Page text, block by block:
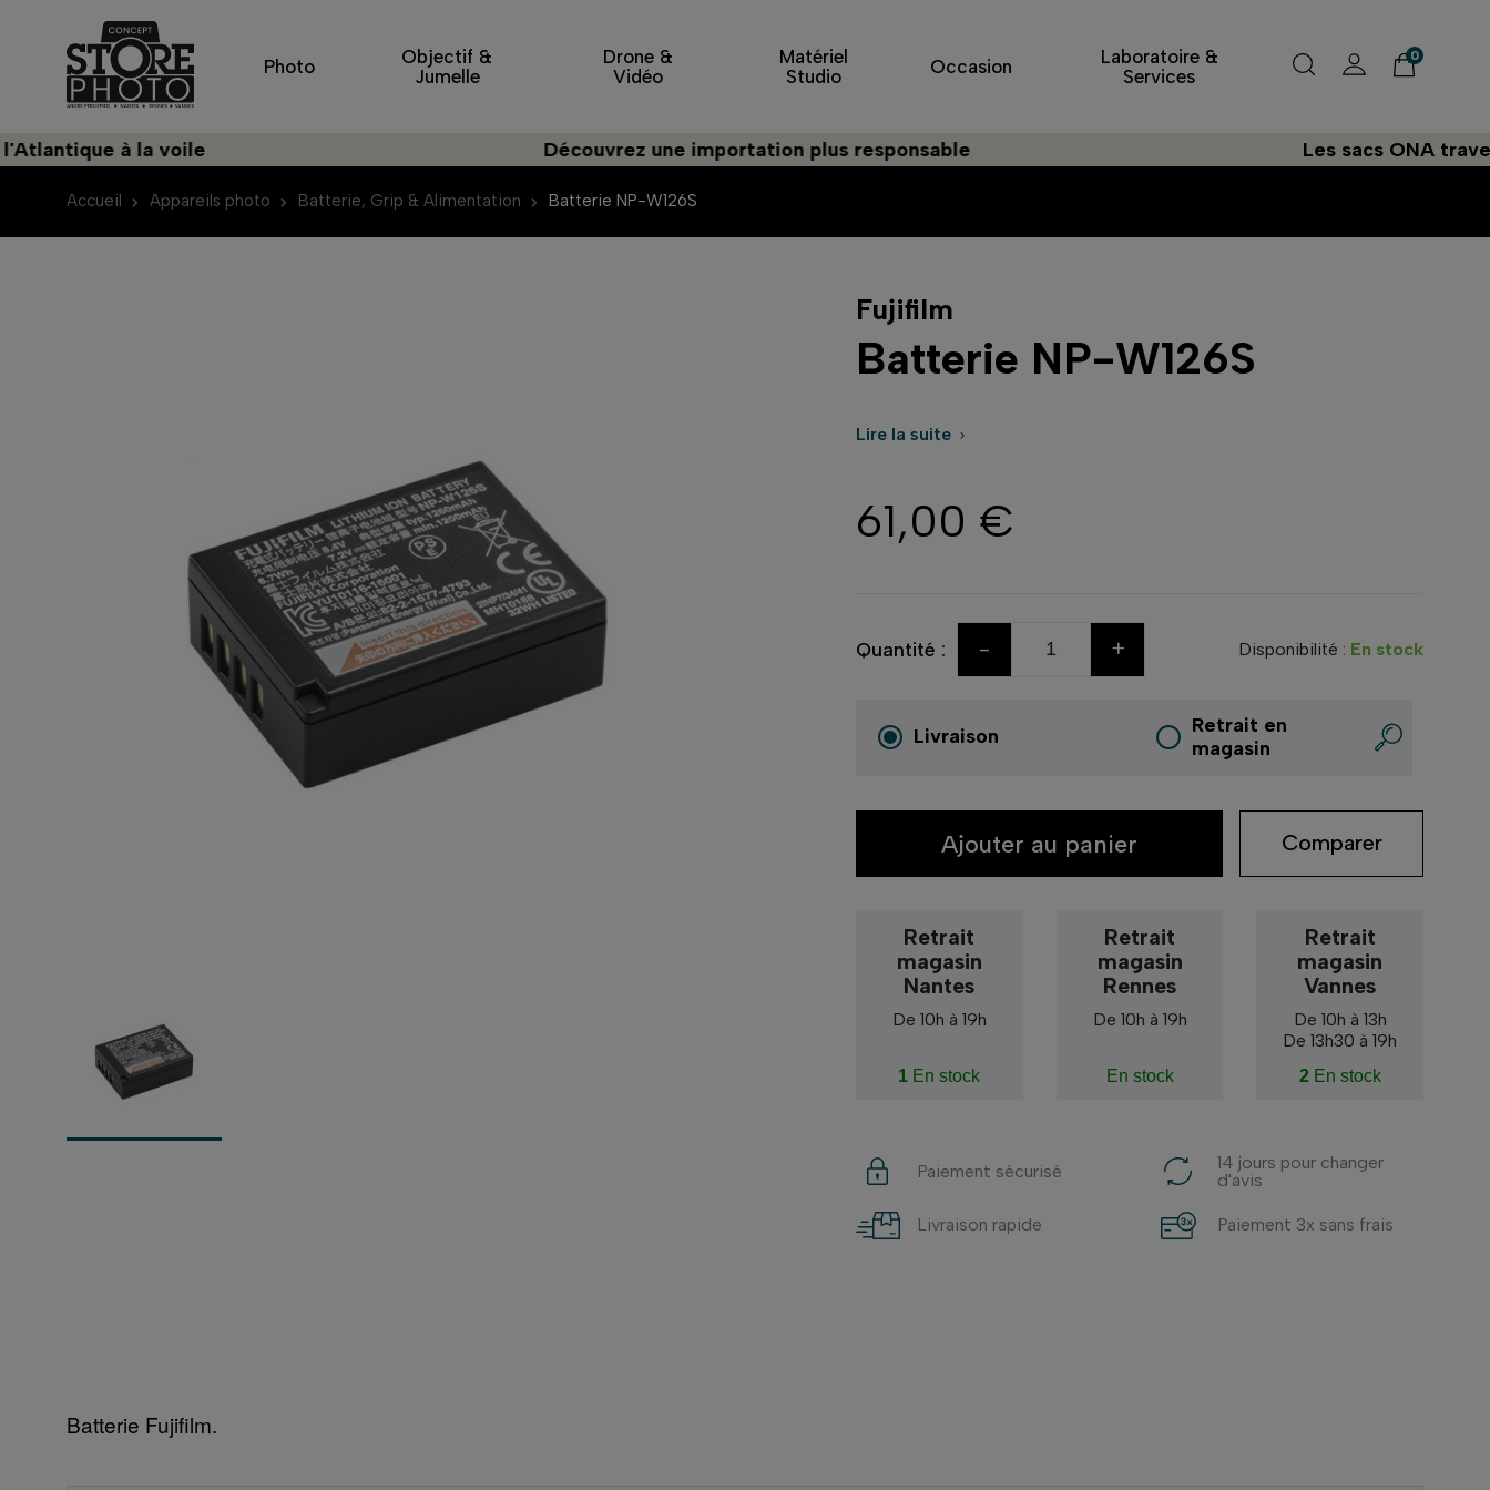
Photo
Objectif &
Jumelle
Drone &
Vidéo
Matériel
Studio
Occasion
Laboratoire &
Services
0
à la voile Découvrez une importation plus responsable Les sacs ONA
Accueil Appareils photo Batterie, Grip & Alimentation Batterie NP-W126S
Fujifilm
Batterie NP-W126S
Lire la suite 
61,00 €
Quantité : - + Disponibilité : En stock
Livraison
Retrait en
magasin
Ajouter au panier Comparer
Retrait
magasin
Nantes
De 10h à 19h
1 En stock
Retrait
magasin
Rennes
De 10h à 19h
En stock
Retrait
magasin
Vannes
De 10h à 13h
De 13h30 à 19h
2En stock
Paiement sécurisé
14 jours pour changer
d'avis
Livraison rapide Paiement 3x sans frais
Batterie Fujifilm.